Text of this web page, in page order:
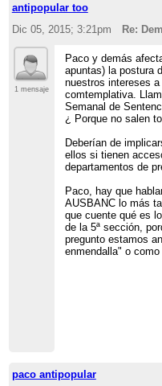
antipopular too
Dic 05, 2015; 3:21pm
Re:
1 mensaje
Paco y demás
apuntas) la postura
nuestros intereses
comtemplativa.
Semanal de
¿ Porque no salen
Deberían de
ellos si tienen
departamentos de
Paco, hay que
AUSBANC lo más
que cuente qué es
de la 5ª sección,
pregunto estamos
enmendalla" o
paco antipopular